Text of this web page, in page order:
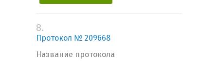
8.
Протокол № 209668
Название протокола